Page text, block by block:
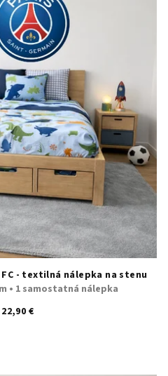
- textilná nálepka na stenu
• 1 samostatná nálepka
22,90 €